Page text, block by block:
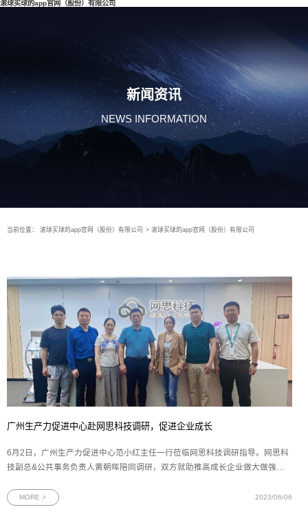
滚球买球的app官网（股份）有限公司
新闻资讯
NEWS INFORMATION
当前位置： 滚球买球的app官网（股份）有限公司 > 滚球买球的app官网（股份）有限公司
广州生产力促进中心赴网思科技调研，促进企业成长
6月2日，广州生产力促进中心范小红主任一行莅临网思科技调研指导。网思科
技副总&公共事务负责人黄朝晖陪同调研，双方就助推高成长企业做大做强进
黄朝晖介绍了公司的经营情况、产品及解决方案的示范案例、荣誉资质、发明
MORE > 2023/06/06